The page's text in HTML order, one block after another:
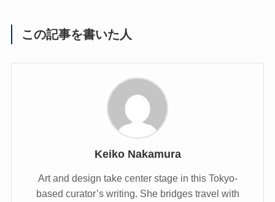
この記事を書いた人
Keiko Nakamura
Art and design take center stage in this Tokyo-
based curator’s writing. She bridges travel with